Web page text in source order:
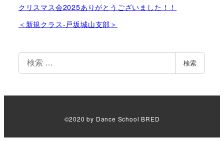
クリスマス会2025ありがとうございました！！
＜新規クラス-戸坂城山支部＞
索
検索
©2020 by Dance School BRED